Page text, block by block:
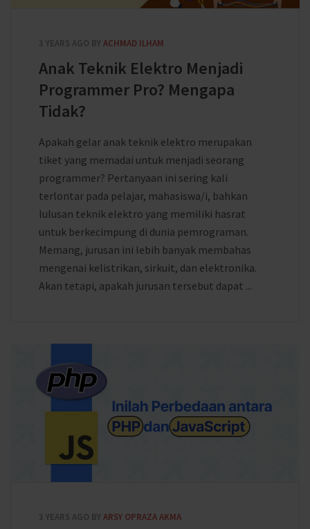
3 YEARS AGO BY ACHMAD ILHAM
Anak Teknik Elektro Menjadi
Programmer Pro? Mengapa
Tidak?
Apakah gelar anak teknik elektro merupakan
tiket yang memadai untuk menjadi seorang
programmer? Pertanyaan ini sering kali
terlontar pada pelajar, mahasiswa/i, bahkan
lulusan teknik elektro yang memiliki hasrat
untuk berkecimpung di dunia pemrograman.
Memang, jurusan ini lebih banyak membahas
mengenai kelistrikan, sirkuit, dan elektronika.
Akan tetapi, apakah jurusan tersebut dapat ...
3 YEARS AGO BY ARSY OPRAZA AKMA